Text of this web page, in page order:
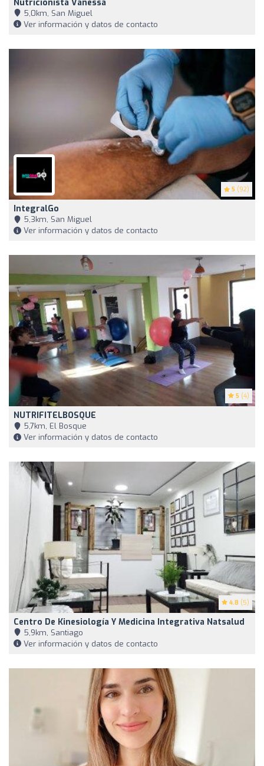
Nutricionista Vanessa
5,0km, San Miguel
Ver información y datos de contacto
5 (92)
IntegralGo
5,3km, San Miguel
Ver información y datos de contacto
5 (4)
NUTRIFITELBOSQUE
5,7km, El Bosque
Ver información y datos de contacto
4.8 (5)
Centro De Kinesiología Y Medicina Integrativa Natsalud
5,9km, Santiago
Ver información y datos de contacto